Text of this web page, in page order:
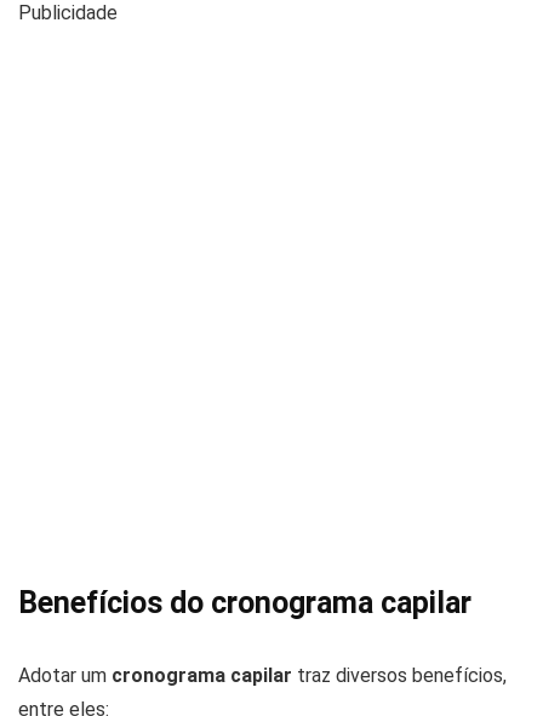
Publicidade
Benefícios do cronograma capilar
Adotar um cronograma capilar traz diversos benefícios,
entre eles: